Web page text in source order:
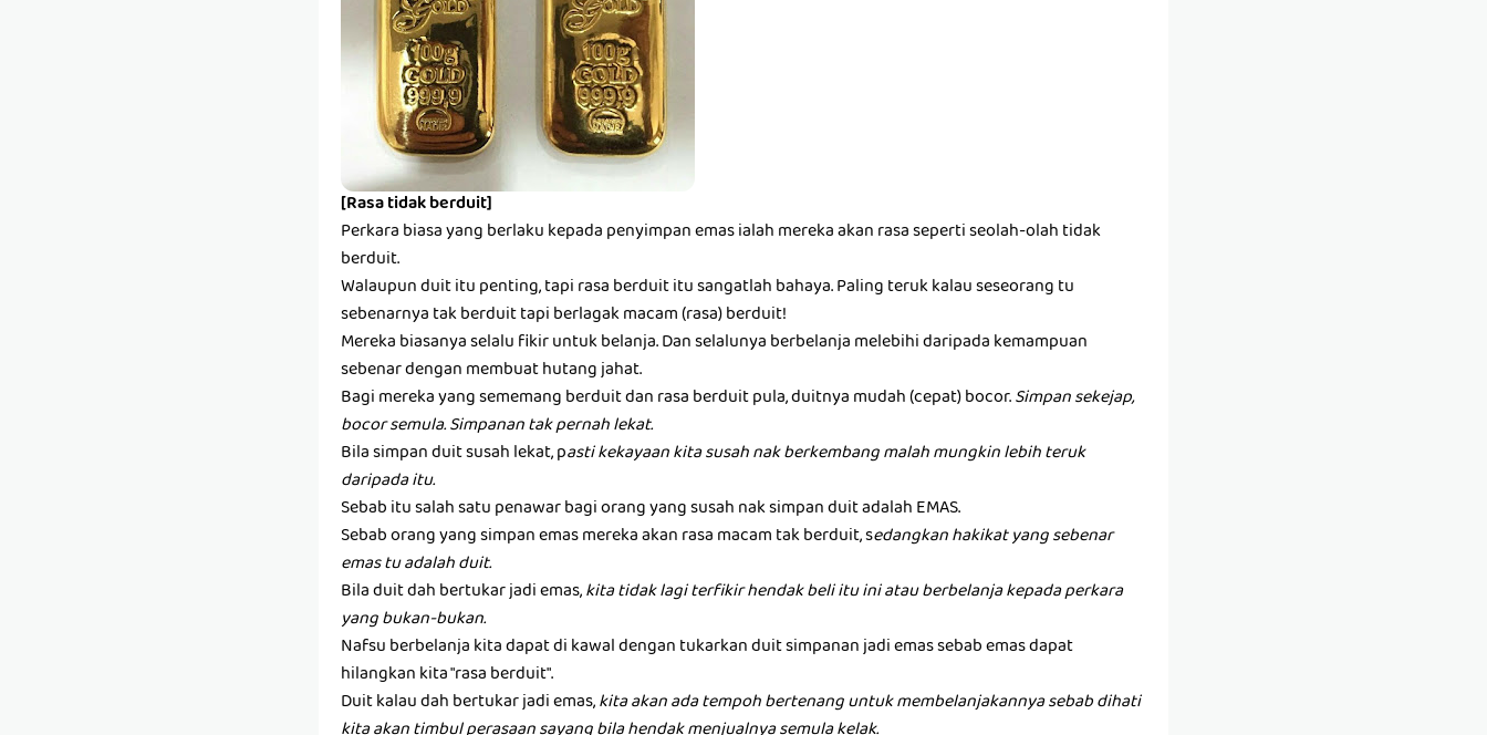
[Rasa tidak berduit]
Perkara biasa yang berlaku kepada penyimpan emas ialah mereka akan rasa seperti seolah-olah tidak
berduit.
Walaupun duit itu penting, tapi rasa berduit itu sangatlah bahaya. Paling teruk kalau seseorang tu
sebenarnya tak berduit tapi berlagak macam (rasa) berduit!
Mereka biasanya selalu fikir untuk belanja. Dan selalunya berbelanja melebihi daripada kemampuan
sebenar dengan membuat hutang jahat.
Bagi mereka yang sememang berduit dan rasa berduit pula, duitnya mudah (cepat) bocor.Simpan sekejap,
bocor semula. Simpanan tak pernah lekat.
Bila simpan duit susah lekat, pasti kekayaan kita susah nak berkembang malah mungkin lebih teruk
daripada itu.
Sebab itu salah satu penawar bagi orang yang susah nak simpan duit adalah EMAS.
Sebab orang yang simpan emas mereka akan rasa macam tak berduit, sedangkan hakikat yang sebenar
emas tu adalah duit.
Bila duit dah bertukar jadi emas,kita tidak lagi terfikir hendak beli itu ini atau berbelanja kepada perkara
yang bukan-bukan.
Nafsu berbelanja kita dapat di kawal dengan tukarkan duit simpanan jadi emas sebab emas dapat
hilangkan kita "rasa berduit".
Duit kalau dah bertukar jadi emas,kita akan ada tempoh bertenang untuk membelanjakannya sebab dihati